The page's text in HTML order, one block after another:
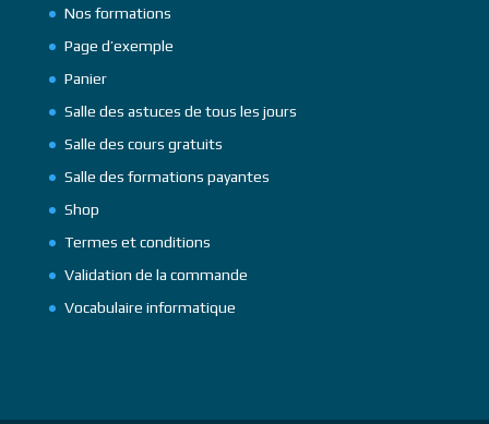
Nos formations
Page d’exemple
Panier
Salle des astuces de tous les jours
Salle des cours gratuits
Salle des formations payantes
Shop
Termes et conditions
Validation de la commande
Vocabulaire informatique